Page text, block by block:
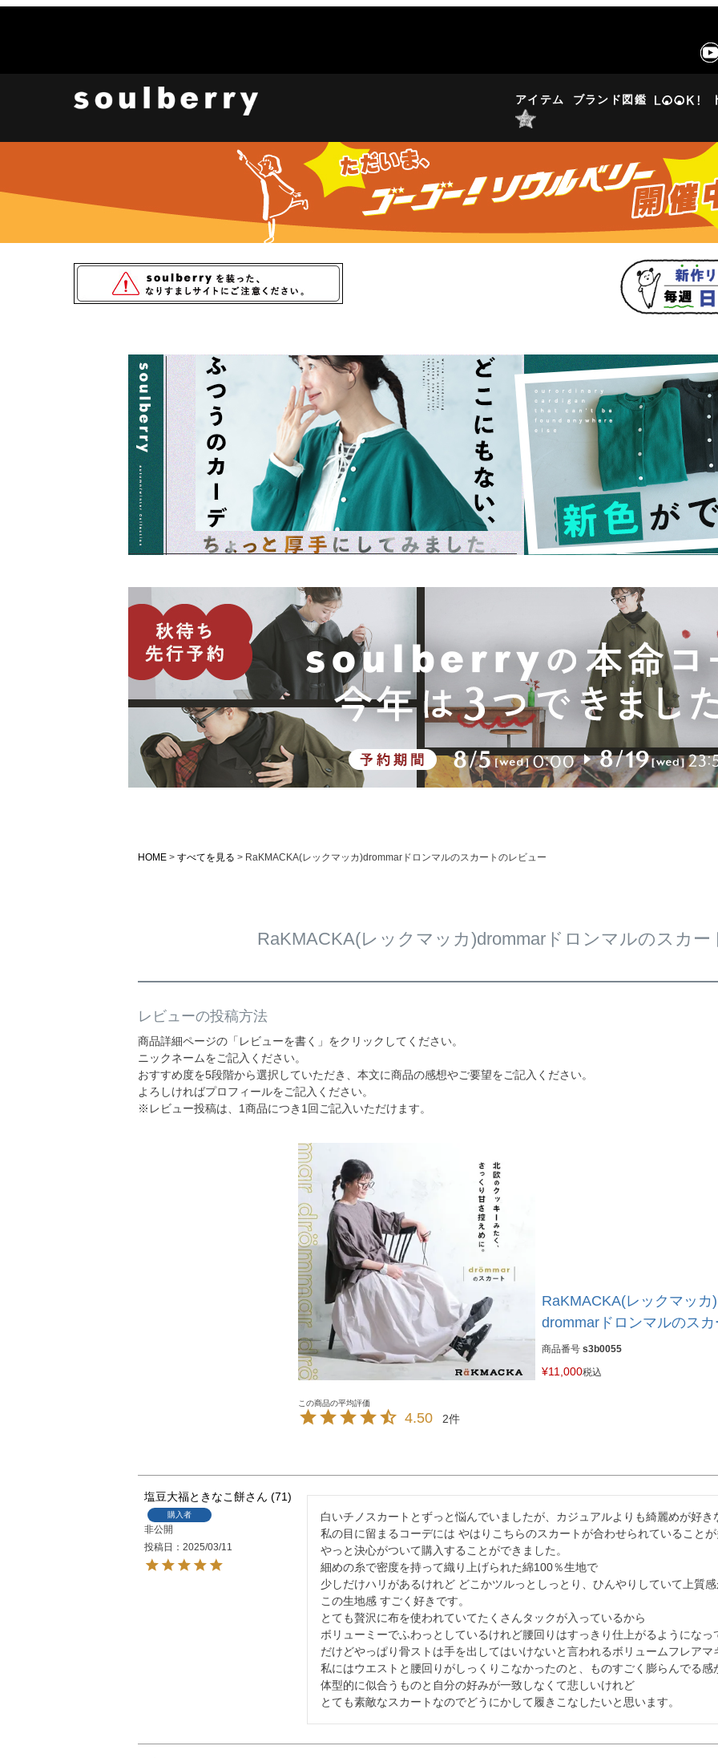
HOME すべてを見る RaKMACKA(レックマッカ)drommarドロンマルのスカートのレビュー
RaKMACKA(レックマッカ)drommarドロンマルのスカー
レビューの投稿方法
商品詳細ページの「レビューを書く」をクリックしてください。
ニックネームをご記入ください。
おすすめ度を5段階から選択していただき、本文に商品の感想やご要望をご記入ください。
よろしければプロフィールをご記入ください。
※レビュー投稿は、1商品につき1回ご記入いただけます。
RaKMACKA(レックマッカ)
drommarドロンマルのスカ
商品番号 s3b0055
¥11,000税込
4.50 2
塩豆大福ときなこ餅 71
購入者
非公開
投稿日
2025/03/11
白いチノスカートとずっと悩んでいましたが、カジュアルよりも綺麗めが好き
私の目に留まるコーデには やはりこちらのスカートが合わせられていること
やっと決心がついて購入することができました。
細めの糸で密度を持って織り上げられた綿100％生地で
少しだけハリがあるけれど どこかツルっとしっとり、ひんやりしていて上質
この生地感 すごく好きです。
とても贅沢に布を使われていてたくさんタックが入っているから
ボリューミーでふわっとしているけれど腰回りはすっきり仕上がるようになっ
だけどやっぱり骨ストは手を出してはいけないと言われるボリュームフレアマ
私にはウエストと腰回りがしっくりこなかったのと、ものすごく膨らんでる感
体型的に似合うものと自分の好みが一致しなくて悲しいけれど
とても素敵なスカートなのでどうにかして履きこなしたいと思います。